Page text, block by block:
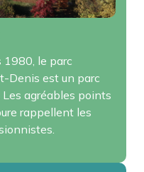
1980, le parc
Denis est un parc
agréables points
rappellent les